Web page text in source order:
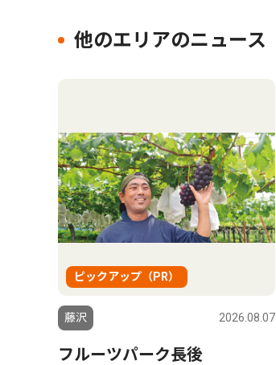
他のエリアのニュース
ピックアップ（PR）
藤沢 2026.08.07
フルーツパーク長後